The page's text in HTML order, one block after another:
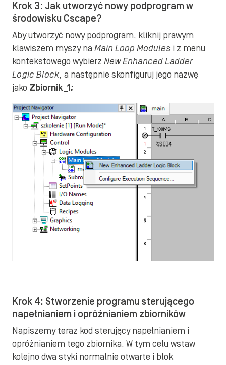
Krok 3: Jak utworzyć nowy podprogram w
środowisku Cscape?
Aby utworzyć nowy podprogram, kliknij prawym
klawiszem myszy na Main Loop Modules i z menu
kontekstowego wybierz New Enhanced Ladder
Logic Block, a następnie skonfiguruj jego nazwę
jako Zbiornik_1:
Krok 4: Stworzenie programu sterującego
napełnianiem i opróżnianiem zbiorników
Napiszemy teraz kod sterujący napełnianiem i
opróżnianiem tego zbiornika. W tym celu wstaw
kolejno dwa styki normalnie otwarte i blok